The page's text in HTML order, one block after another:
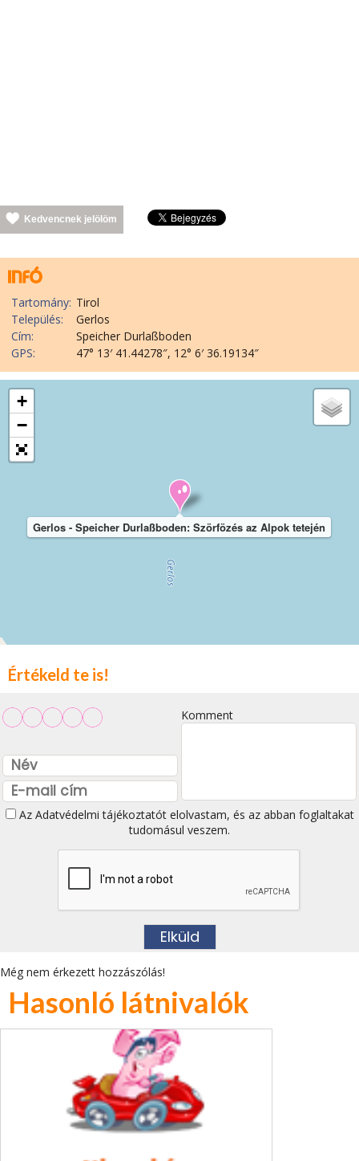
Kedvencnek jelölöm
Tartomány: Tirol
Település:
Gerlos
Cím:
Speicher Durlaßboden
GPS:
47° 13′ 41.44278″, 12° 6′ 36.19134″
Gerlos - Speicher Durlaßboden: Szörfözés az Alpok tetején
+
−
Értékeld te is!
Komment
Az Adatvédelmi tájékoztatótelolvastam, és az abban foglaltakat
tudomásul veszem.
Még nem érkezett hozzászólás!
Hasonló látnivalók